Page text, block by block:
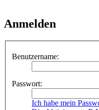
Anmelden
Benutzername:
Passwort:
Ich habe mein